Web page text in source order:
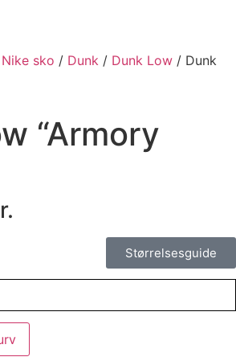
Nike sko / Dunk / Dunk Low / Dunk
“Armory
Størrelsesguide